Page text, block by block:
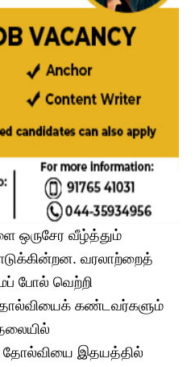
ஒருசேர வீழ்த்தும்
வரலாற்றைத்
போல் வெற்றி
கண்டவர்களும்
தோல்வியை இதயத்தில்